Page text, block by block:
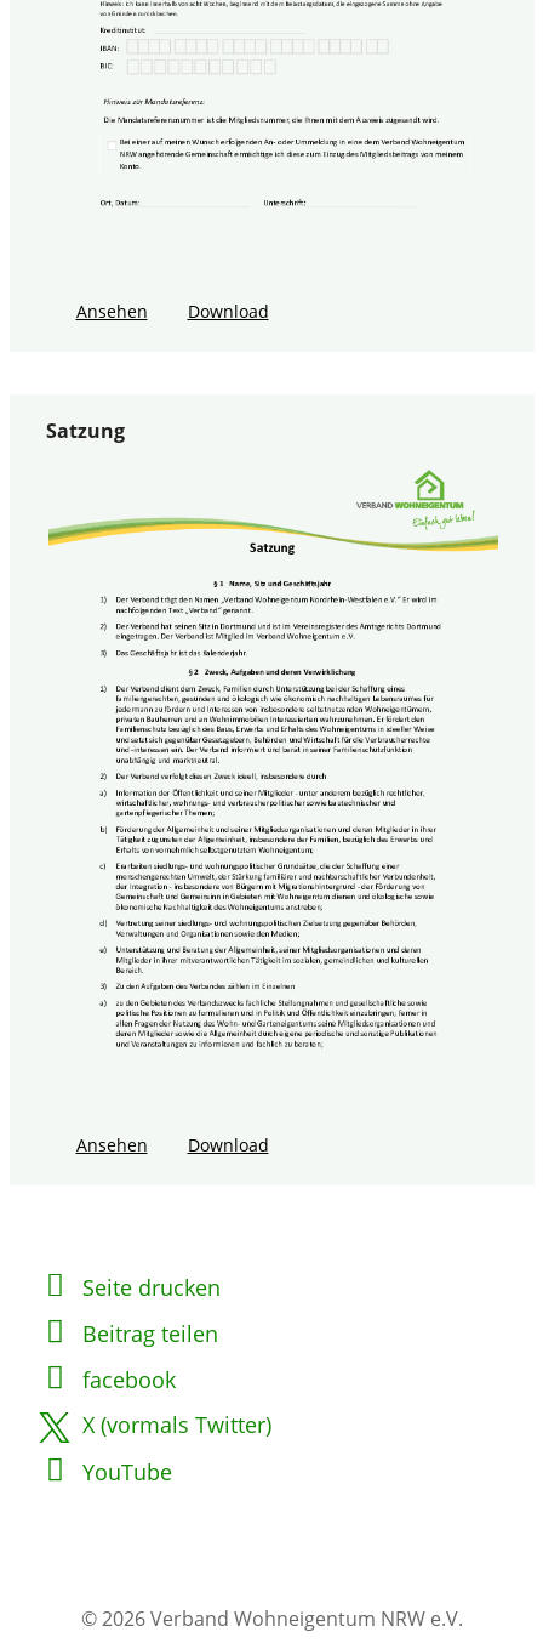
Ansehen Download
Satzung
Ansehen Download
Seite drucken
Beitrag teilen
facebook
X (vormals Twitter)
YouTube
© 2026 Verband Wohneigentum NRW e.V.